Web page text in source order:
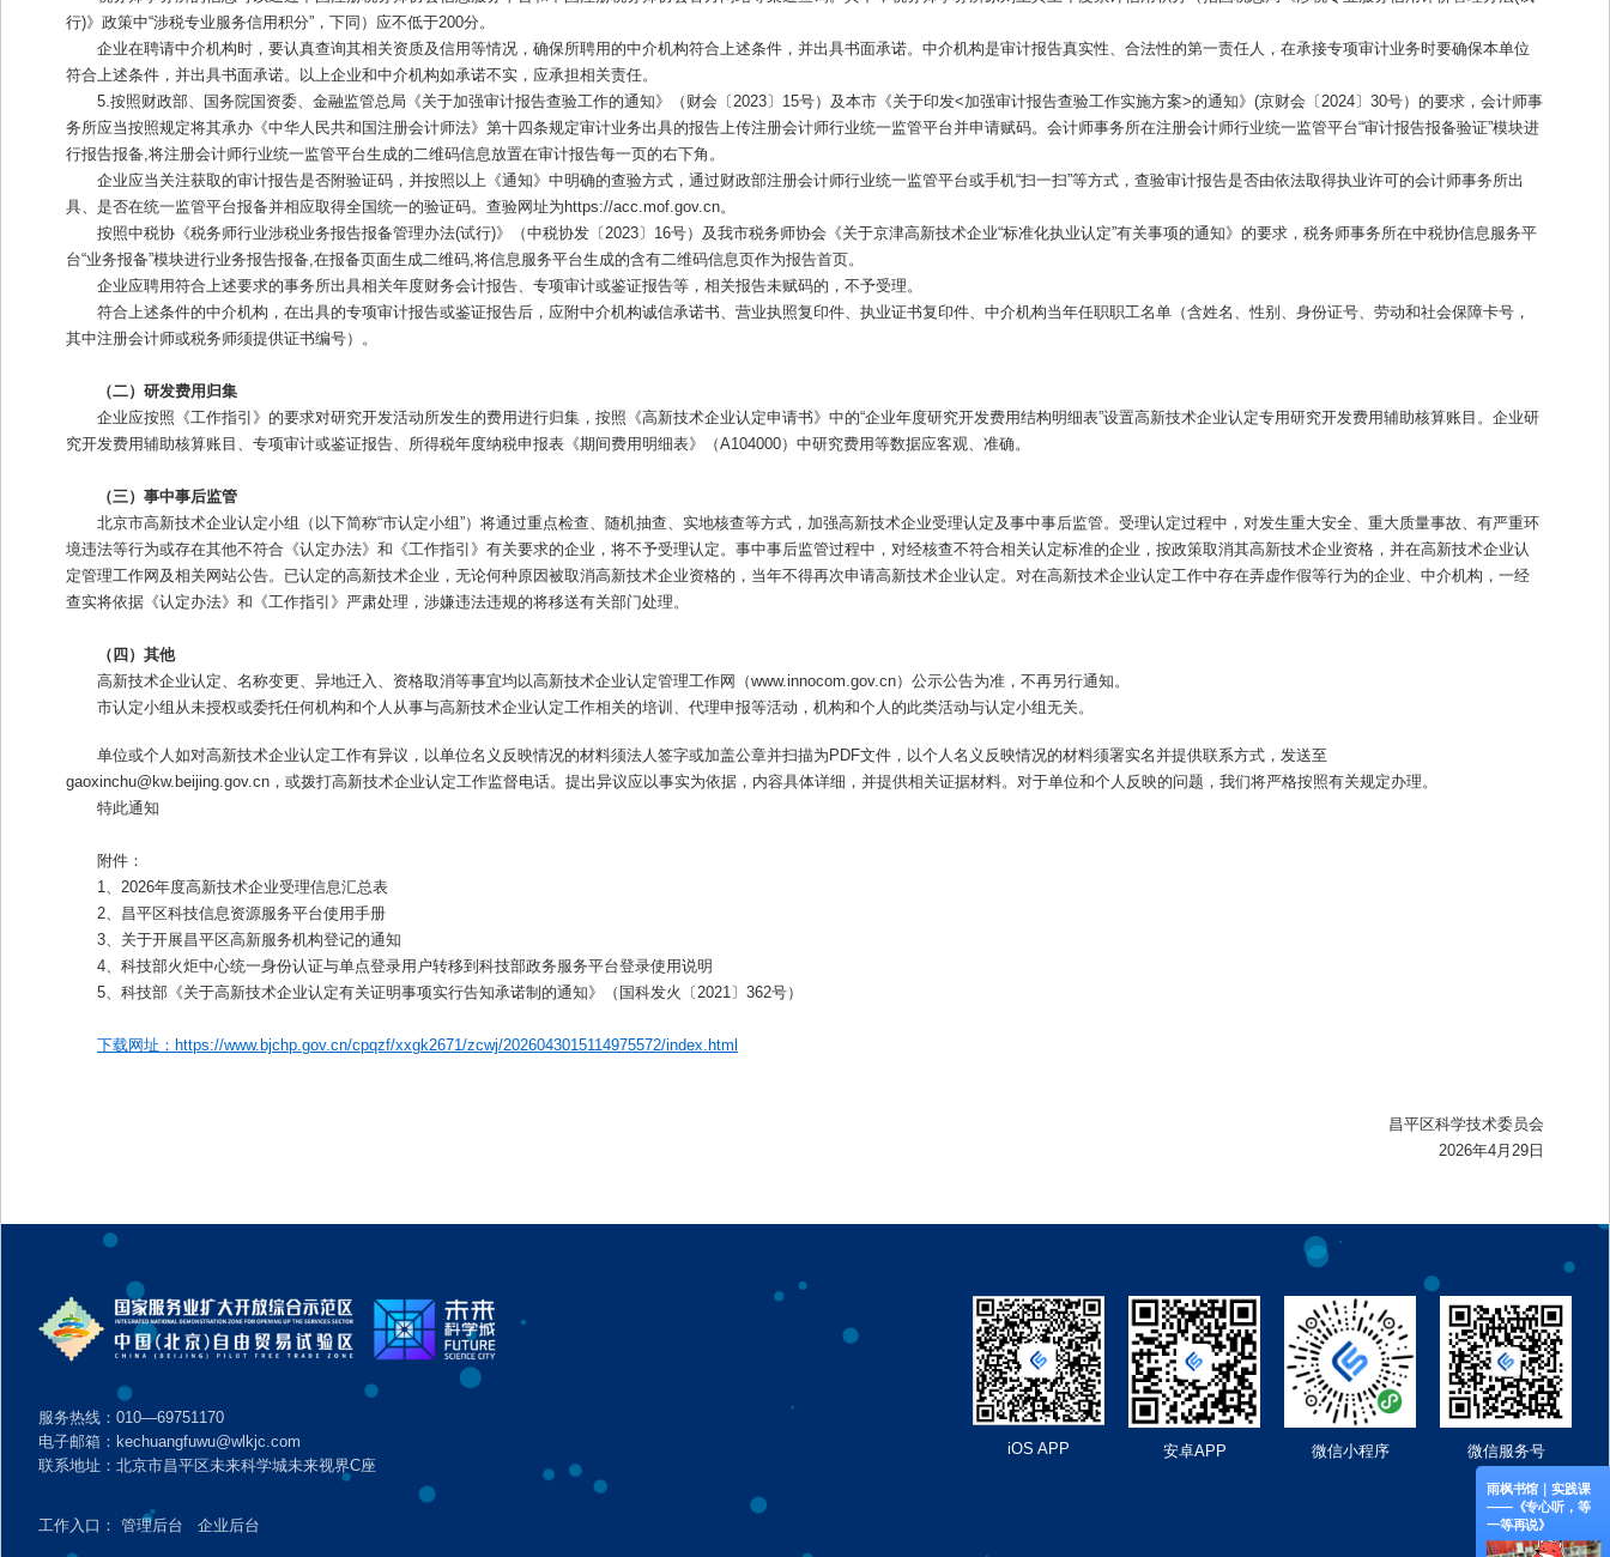
行)》政策中“涉税专业服务信用积分”，下同）应不低于200分。
企业在聘请中介机构时，要认真查询其相关资质及信用等情况，确保所聘用的中介机构符合上述条件，并出具书面承诺。中介机构是审计报告真实性、合法性的第一责任人，在承接专项审计业务时要确保本单位
符合上述条件，并出具书面承诺。以上企业和中介机构如承诺不实，应承担相关责任。
5.按照财政部、国务院国资委、金融监管总局《关于加强审计报告查验工作的通知》（财会〔2023〕15号）及本市《关于印发<加强审计报告查验工作实施方案>的通知》(京财会〔2024〕30号）的要求，会计师事
务所应当按照规定将其承办《中华人民共和国注册会计师法》第十四条规定审计业务出具的报告上传注册会计师行业统一监管平台并申请赋码。会计师事务所在注册会计师行业统一监管平台“审计报告报备验证”模块进
行报告报备,将注册会计师行业统一监管平台生成的二维码信息放置在审计报告每一页的右下角。
企业应当关注获取的审计报告是否附验证码，并按照以上《通知》中明确的查验方式，通过财政部注册会计师行业统一监管平台或手机“扫一扫”等方式，查验审计报告是否由依法取得执业许可的会计师事务所出
具、是否在统一监管平台报备并相应取得全国统一的验证码。查验网址为https://acc.mof.gov.cn。
按照中税协《税务师行业涉税业务报告报备管理办法(试行)》（中税协发〔2023〕16号）及我市税务师协会《关于京津高新技术企业“标准化执业认定”有关事项的通知》的要求，税务师事务所在中税协信息服务平
台“业务报备”模块进行业务报告报备,在报备页面生成二维码,将信息服务平台生成的含有二维码信息页作为报告首页。
企业应聘用符合上述要求的事务所出具相关年度财务会计报告、专项审计或鉴证报告等，相关报告未赋码的，不予受理。
符合上述条件的中介机构，在出具的专项审计报告或鉴证报告后，应附中介机构诚信承诺书、营业执照复印件、执业证书复印件、中介机构当年任职职工名单（含姓名、性别、身份证号、劳动和社会保障卡号，
其中注册会计师或税务师须提供证书编号）。
（二）研发费用归集
企业应按照《工作指引》的要求对研究开发活动所发生的费用进行归集，按照《高新技术企业认定申请书》中的“企业年度研究开发费用结构明细表”设置高新技术企业认定专用研究开发费用辅助核算账目。企业研
究开发费用辅助核算账目、专项审计或鉴证报告、所得税年度纳税申报表《期间费用明细表》（A104000）中研究费用等数据应客观、准确。
（三）事中事后监管
北京市高新技术企业认定小组（以下简称“市认定小组”）将通过重点检查、随机抽查、实地核查等方式，加强高新技术企业受理认定及事中事后监管。受理认定过程中，对发生重大安全、重大质量事故、有严重环
境违法等行为或存在其他不符合《认定办法》和《工作指引》有关要求的企业，将不予受理认定。事中事后监管过程中，对经核查不符合相关认定标准的企业，按政策取消其高新技术企业资格，并在高新技术企业认
定管理工作网及相关网站公告。已认定的高新技术企业，无论何种原因被取消高新技术企业资格的，当年不得再次申请高新技术企业认定。对在高新技术企业认定工作中存在弄虚作假等行为的企业、中介机构，一经
查实将依据《认定办法》和《工作指引》严肃处理，涉嫌违法违规的将移送有关部门处理。
（四）其他
高新技术企业认定、名称变更、异地迁入、资格取消等事宜均以高新技术企业认定管理工作网（www.innocom.gov.cn）公示公告为准，不再另行通知。
市认定小组从未授权或委托任何机构和个人从事与高新技术企业认定工作相关的培训、代理申报等活动，机构和个人的此类活动与认定小组无关。
单位或个人如对高新技术企业认定工作有异议，以单位名义反映情况的材料须法人签字或加盖公章并扫描为PDF文件，以个人名义反映情况的材料须署实名并提供联系方式，发送至
gaoxinchu@kw.beijing.gov.cn，或拨打高新技术企业认定工作监督电话。提出异议应以事实为依据，内容具体详细，并提供相关证据材料。对于单位和个人反映的问题，我们将严格按照有关规定办理。
特此通知
附件：
1、2026年度高新技术企业受理信息汇总表
2、昌平区科技信息资源服务平台使用手册
3、关于开展昌平区高新服务机构登记的通知
4、科技部火炬中心统一身份认证与单点登录用户转移到科技部政务服务平台登录使用说明
5、科技部《关于高新技术企业认定有关证明事项实行告知承诺制的通知》（国科发火〔2021〕362号）
下载网址：https://www.bjchp.gov.cn/cpqzf/xxgk2671/zcwj/2026043015114975572/index.html
昌平区科学技术委员会
2026年4月29日
服务热线：010—69751170
电子邮箱：kechuangfuwu@wlkjc.com
联系地址：北京市昌平区未来科学城未来视界C座
微信服务号
微信小程序
安卓APP
iOS APP
工作入口： 管理后台 企业后台
雨枫书馆｜“暑期阅
儿童书店 “暑期阅读
雨枫书馆｜实践课
——《专心听，等
一等再说》